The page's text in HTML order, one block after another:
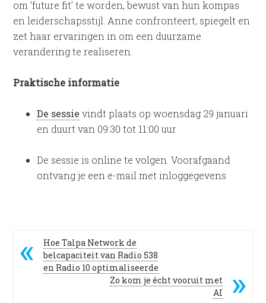
om ‘future fit’ te worden, bewust van hun kompas
en leiderschapsstijl. Anne confronteert, spiegelt en
zet haar ervaringen in om een duurzame
verandering te realiseren.
Praktische informatie
De sessie vindt plaats op woensdag 29 januari
en duurt van 09:30 tot 11:00 uur
De sessie is online te volgen. Voorafgaand
ontvang je een e-mail met inloggegevens
Hoe Talpa Network de
belcapaciteit van Radio 538
en Radio 10 optimaliseerde
Zo kom je écht vooruit met
AI